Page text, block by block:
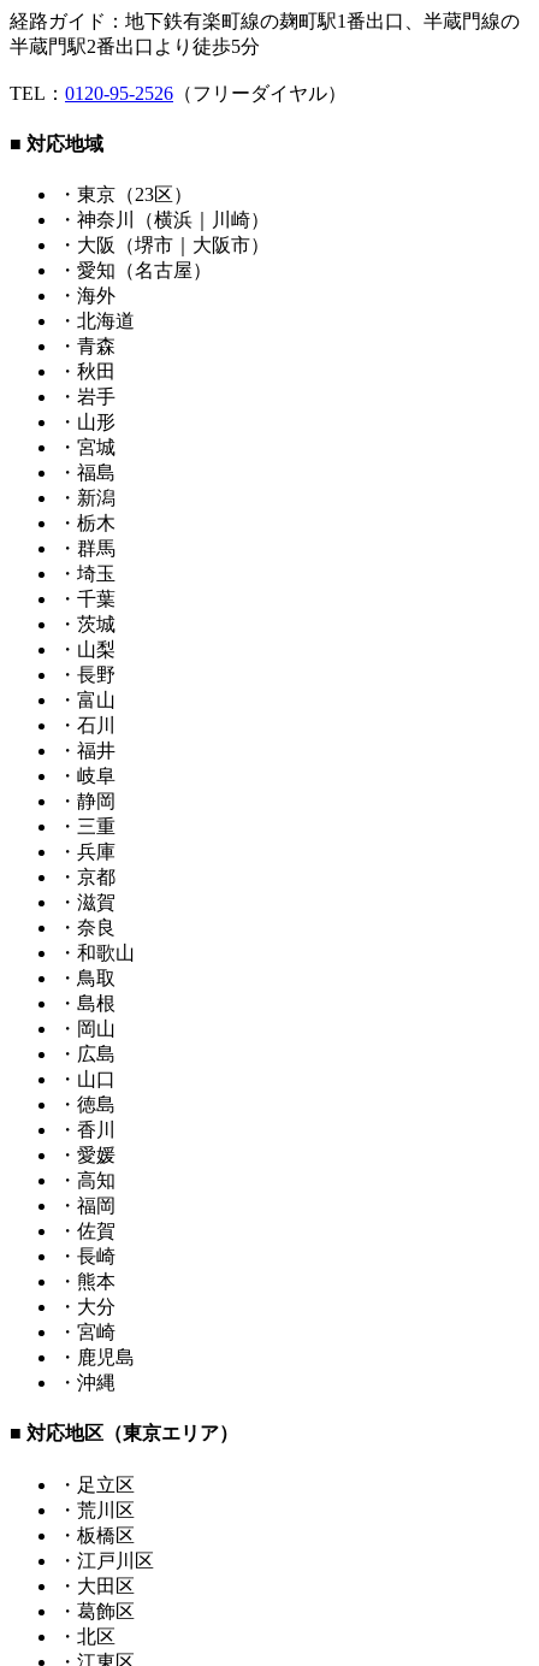
経路ガイド：地下鉄有楽町線の麹町駅1番出口、半蔵門線の
半蔵門駅2番出口より徒歩5分
TEL： 0120-95-2526 （フリーダイヤル）
■ 対応地域
・東京（23区）
・神奈川（横浜｜川崎）
・大阪（堺市｜大阪市）
・愛知（名古屋）
・海外
・北海道
・青森
・秋田
・岩手
・山形
・宮城
・福島
・新潟
・栃木
・群馬
・埼玉
・千葉
・茨城
・山梨
・長野
・富山
・石川
・福井
・岐阜
・静岡
・三重
・兵庫
・京都
・滋賀
・奈良
・和歌山
・鳥取
・島根
・岡山
・広島
・山口
・徳島
・香川
・愛媛
・高知
・福岡
・佐賀
・長崎
・熊本
・大分
・宮崎
・鹿児島
・沖縄
■ 対応地区（東京エリア）
・足立区
・荒川区
・板橋区
・江戸川区
・大田区
・葛飾区
・北区
・江東区